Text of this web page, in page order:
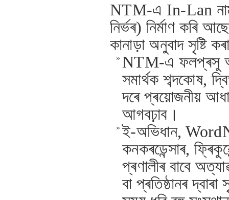
NTM-এ In-Lan নামৰ
নিৰ্ভৰ) নিৰ্মাণ কৰি
কানাড়া অনুবাদ সৃষ্টি
» NTM-এ ফলপ্ৰসু
সমাৰ্থক শব্দকোষ,
দৰে প্ৰয়োজনীয়
আগবঢ়াব।
» ই-অভিধান,
কনকৰডেন্সাৰ,
প্ৰণালীৰ বাবে
বা প্ৰতিষ্ঠানৰ